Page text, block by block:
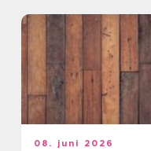
08. juni 2026